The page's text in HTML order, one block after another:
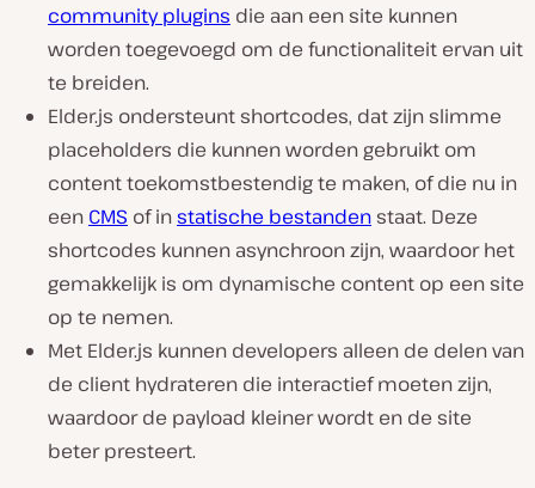
community plugins die aan een site kunnen
worden toegevoegd om de functionaliteit ervan uit
te breiden.
Elder.js ondersteunt shortcodes, dat zijn slimme
placeholders die kunnen worden gebruikt om
content toekomstbestendig te maken, of die nu in
een CMS of instatische bestanden staat. Deze
shortcodes kunnen asynchroon zijn, waardoor het
gemakkelijk is om dynamische content op een site
op te nemen.
Met Elder.js kunnen developers alleen de delen van
de client hydrateren die interactief moeten zijn,
waardoor de payload kleiner wordt en de site
beter presteert.